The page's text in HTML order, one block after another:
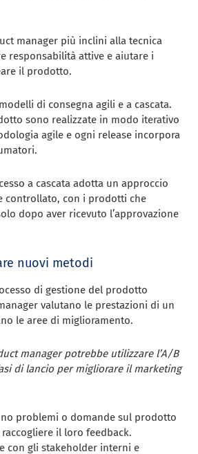
manager più inclini alla tecnica
responsabilità attive e aiutare i
il prodotto.
di consegna agili e a cascata.
sono realizzate in modo iterativo
agile e ogni release incorpora
a cascata adotta un approccio
controllato, con i prodotti che
dopo aver ricevuto l’approvazione
nuovi metodi
di gestione del prodotto
valutano le prestazioni di un
le aree di miglioramento.
manager potrebbe utilizzare l’A/B
di lancio per migliorare il marketing
problemi o domande sul prodotto
il loro feedback.
con gli stakeholder interni e